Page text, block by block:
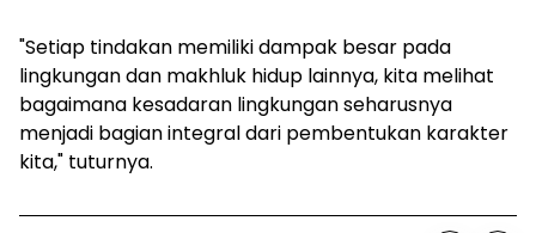
"Setiap tindakan memiliki dampak besar pada
lingkungan dan makhluk hidup lainnya, kita melihat
bagaimana kesadaran lingkungan seharusnya
menjadi bagian integral dari pembentukan karakter
kita," tuturnya.